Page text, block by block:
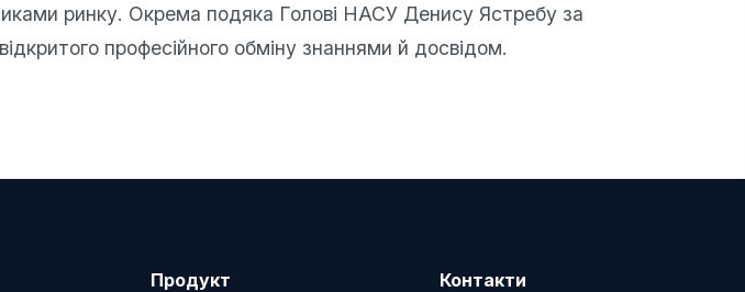
ринку. Окрема подяка Голові НАСУ Денису Ястребу за
професійного обміну знаннями й досвідом.
Продукт Контакти